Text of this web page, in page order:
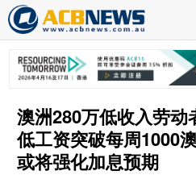
澳洲280万低收入劳动
低工资突破每周1000
或将强化加息预期